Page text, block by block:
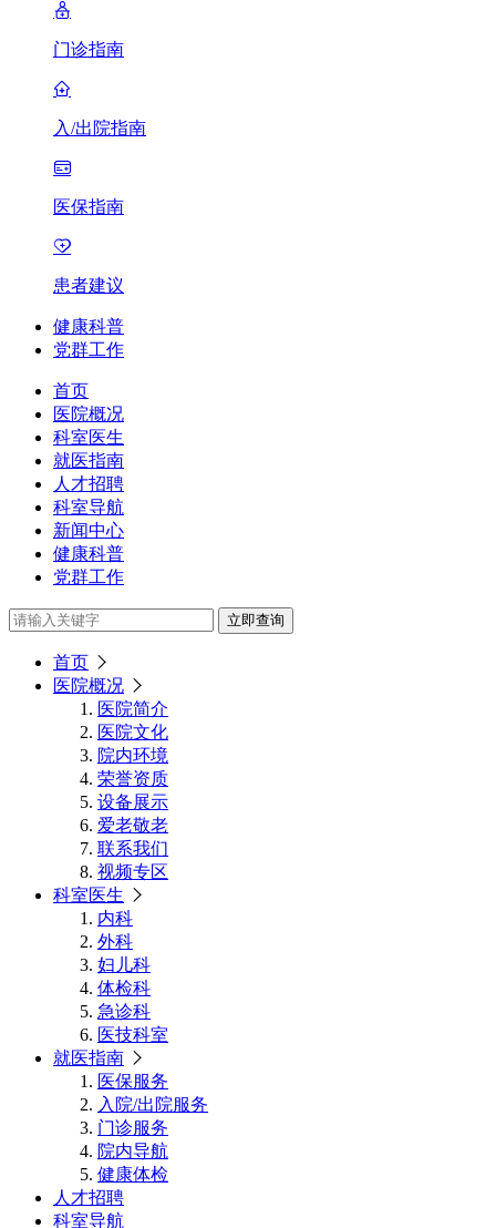
门诊指南
入/出院指南
医保指南
患者建议
健康科普
党群工作
首页
医院概况
科室医生
就医指南
人才招聘
科室导航
新闻中心
健康科普
党群工作
立即查询
首页
医院概况
医院简介
医院文化
院内环境
荣誉资质
设备展示
爱老敬老
联系我们
视频专区
科室医生
内科
外科
妇儿科
体检科
急诊科
医技科室
就医指南
医保服务
入院/出院服务
门诊服务
院内导航
健康体检
人才招聘
科室导航